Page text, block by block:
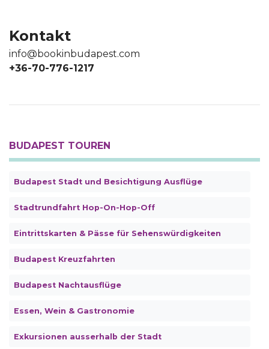
Kontakt
info@bookinbudapest.com
+36-70-776-1217
BUDAPEST TOUREN
Budapest Stadt und Besichtigung Ausflüge
Stadtrundfahrt Hop-On-Hop-Off
Eintrittskarten & Pässe für Sehenswürdigkeiten
Budapest Kreuzfahrten
Budapest Nachtausflüge
Essen, Wein & Gastronomie
Exkursionen ausserhalb der Stadt